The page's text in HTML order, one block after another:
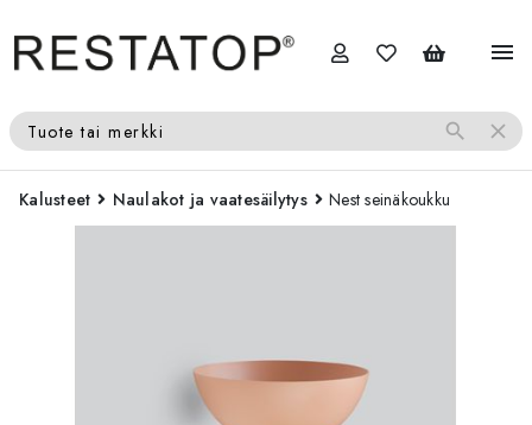
menu
Tuote tai merkki search close
Kalusteet Naulakot ja vaatesäilytys Nest seinäkoukku